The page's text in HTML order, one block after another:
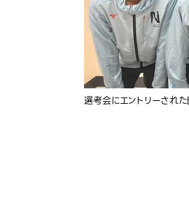
選考会にエントリーされ